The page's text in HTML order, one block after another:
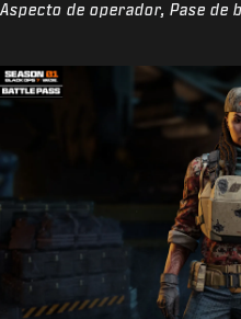
Aspecto de operador, Pase de